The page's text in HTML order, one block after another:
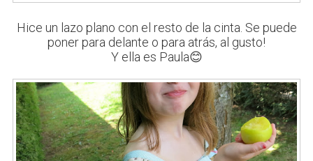
Hice un lazo plano con el resto de la cinta. Se puede
poner para delante o para atrás, al gusto!
Y ella es Paula😊